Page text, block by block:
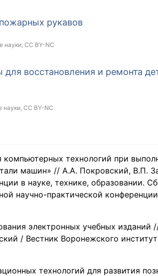
рукавов
науки, CC BY-NC
восстановления и ремонта
науки, CC BY-NC
технологий при
машин» // А.А. Покровский, В.П.
в науке, технике, образовании.
научно-практической
электронных учебных изданий
/ Вестник Воронежского
технологий для развития